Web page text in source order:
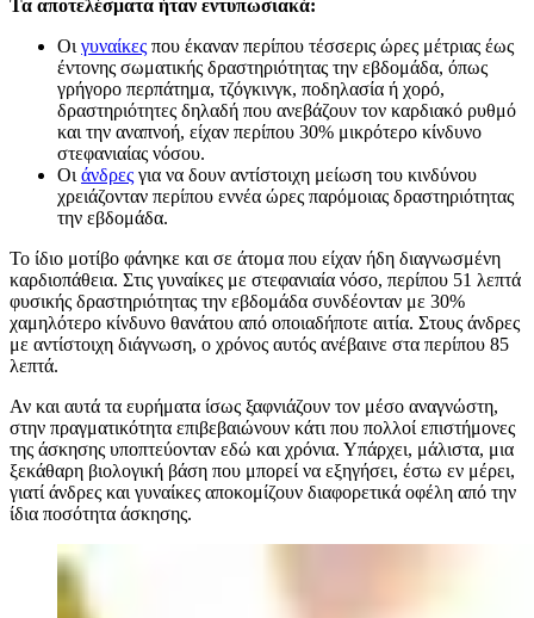
Τα αποτελέσματα ήταν εντυπωσιακά:
Οι γυναίκες που έκαναν περίπου τέσσερις ώρες μέτριας έως
έντονης σωματικής δραστηριότητας την εβδομάδα, όπως
γρήγορο περπάτημα, τζόγκινγκ, ποδηλασία ή χορό,
δραστηριότητες δηλαδή που ανεβάζουν τον καρδιακό ρυθμό
και την αναπνοή, είχαν περίπου 30% μικρότερο κίνδυνο
στεφανιαίας νόσου.
Οι άνδρες για να δουν αντίστοιχη μείωση του κινδύνου
χρειάζονταν περίπου εννέα ώρες παρόμοιας δραστηριότητας
την εβδομάδα.
Το ίδιο μοτίβο φάνηκε και σε άτομα που είχαν ήδη διαγνωσμένη
καρδιοπάθεια. Στις γυναίκες με στεφανιαία νόσο, περίπου 51 λεπτά
φυσικής δραστηριότητας την εβδομάδα συνδέονταν με 30%
χαμηλότερο κίνδυνο θανάτου από οποιαδήποτε αιτία. Στους άνδρες
με αντίστοιχη διάγνωση, ο χρόνος αυτός ανέβαινε στα περίπου 85
λεπτά.
Αν και αυτά τα ευρήματα ίσως ξαφνιάζουν τον μέσο αναγνώστη,
στην πραγματικότητα επιβεβαιώνουν κάτι που πολλοί επιστήμονες
της άσκησης υποπτεύονταν εδώ και χρόνια. Υπάρχει, μάλιστα, μια
ξεκάθαρη βιολογική βάση που μπορεί να εξηγήσει, έστω εν μέρει,
γιατί άνδρες και γυναίκες αποκομίζουν διαφορετικά οφέλη από την
ίδια ποσότητα άσκησης.